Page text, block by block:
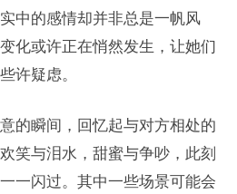
中的感情却并非总是一帆风
化或许正在悄然发生，让她们
许疑虑。
的瞬间，回忆起与对方相处的
笑与泪水，甜蜜与争吵，此刻
一闪过。其中一些场景可能会